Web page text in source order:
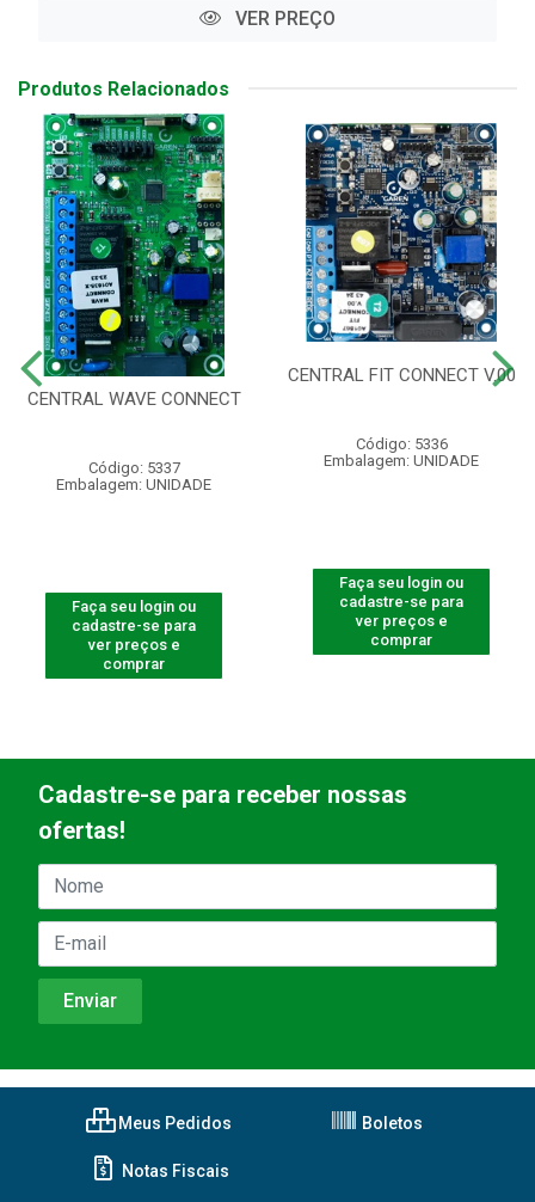
VER PREÇO
Produtos Relacionados
CENTRAL WAVE CONNECT
Código: 5337
Embalagem: UNIDADE
Faça seu login ou
cadastre-se para
ver preços e
comprar
CENTRAL FIT CONNECT V.00
Código: 5336
Embalagem: UNIDADE
Faça seu login ou
cadastre-se para
ver preços e
comprar
Cadastre-se para receber nossas
ofertas!
Meus Pedidos Boletos
Notas Fiscais